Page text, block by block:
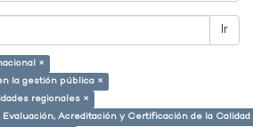
Ir
×
la gestión pública ×
regionales ×
Acreditación y Certificación de la